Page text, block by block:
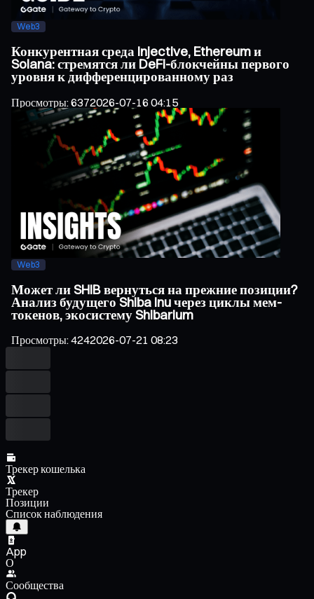
Web3
Конкурентная среда Injective, Ethereum и
Solana: стремятся ли DeFi-блокчейны первого
уровня к дифференцированному раз
Просмотры:6372026-07-16 04:15
Web3
Может ли SHIB вернуться на прежние позиции?
Анализ будущего Shiba Inu через циклы мем-
токенов, экосистему Shibarium
Просмотры:4242026-07-21 08:23
Трекер кошелька
Трекер
Позиции
Список наблюдения
App
О
Сообщества